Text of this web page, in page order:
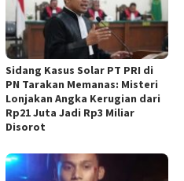
Sidang Kasus Solar PT PRI di
PN Tarakan Memanas: Misteri
Lonjakan Angka Kerugian dari
Rp21 Juta Jadi Rp3 Miliar
Disorot